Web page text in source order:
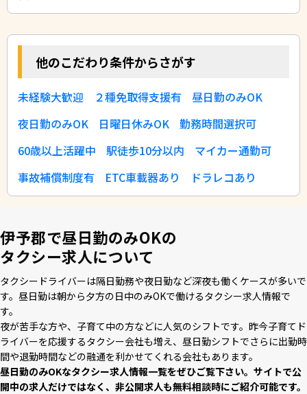
他のこだわり条件からさがす
未経験大歓迎 ２種免取得支援有
昼日勤のみOK
夜日勤のみOK
日曜日休みOK
勤務時間選択可
60歳以上活躍中
駅徒歩10分以内
マイカー通勤可
事故補償制度有
ETC車載器あり ドラレコあり
伊予郡で昼日勤のみOKの
タクシー求人について
タクシードライバーは隔⽇勤務や夜⽇勤など深夜も働くケースが多いで
す。昼⽇勤は朝から⼣⽅の⽇中のみOKで働けるタクシー求⼈情報で
す。
夜が苦⼿な⽅や、⼦育て中の⽅などに⼈気のシフトです。昨今⼦育てド
ライバーを応援するタクシー会社も増え、昼⽇勤シフトでさらに出勤時
間や退勤時間などの融通を利かせてくれる会社もあります。
昼⽇勤のみOKなタクシー求⼈情報⼀覧をぜひご覧下さい。サイトで公
開中の求⼈だけではなく、⾮公開求⼈も無料相談時にご紹介可能です。